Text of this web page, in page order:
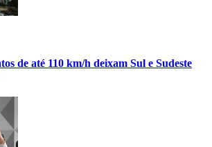
de até 110 km/h deixam Sul e Sudeste